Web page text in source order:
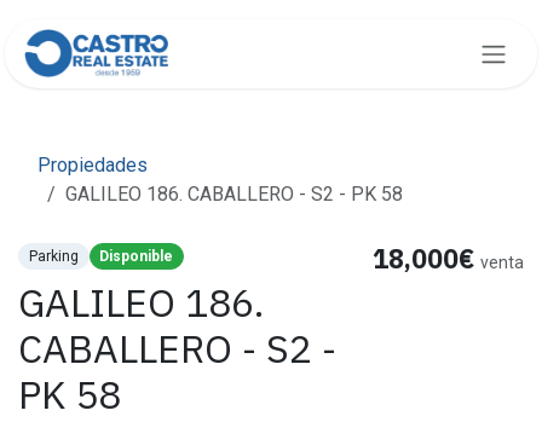
Propiedades
GALILEO 186. CABALLERO - S2 - PK 58
Parking Disponible
GALILEO 186.
CABALLERO - S2 -
PK 58
18,000€ venta